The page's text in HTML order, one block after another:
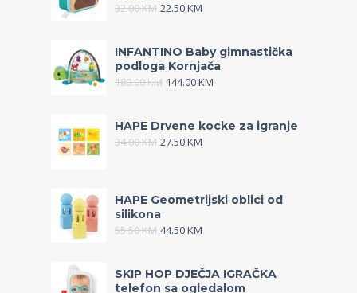
32.00KM 22.50KM
INFANTINO Baby gimnastička
podloga Kornjača
180.00KM 144.00KM
HAPE Drvene kocke za igranje
34.00KM 27.50KM
HAPE Geometrijski oblici od
silikona
55.50KM 44.50KM
SKIP HOP DJEČJA IGRAČKA
telefon sa ogledalom